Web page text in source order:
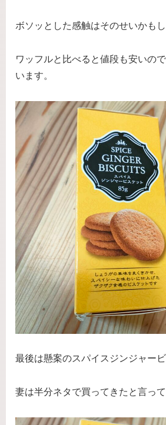
ボソッとした感触はそのせいかもし
ワッフルと比べると値段も安いの
います。
最後は懸案のスパイスジンジャービ
妻は半分ネタで買ってきたと言っ